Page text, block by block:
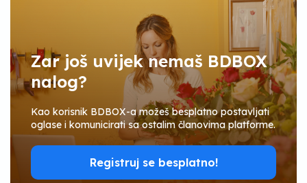
Zar još uvijek nemaš BDBOX
nalog?
Kao korisnik BDBOX-a možeš besplatno postavljati
oglase i komunicirati sa ostalim članovima platforme.
Registruj se besplatno!